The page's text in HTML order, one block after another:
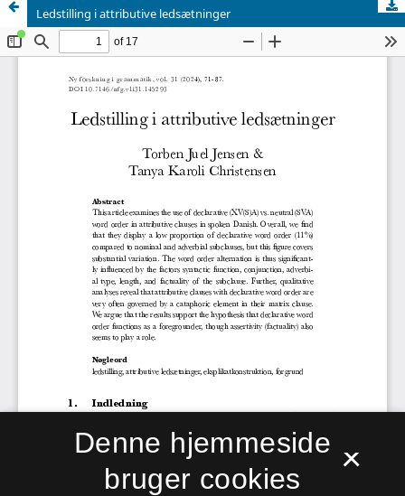
Ledstilling i attributive ledsætninger
×
Denne hjemmeside
bruger cookies